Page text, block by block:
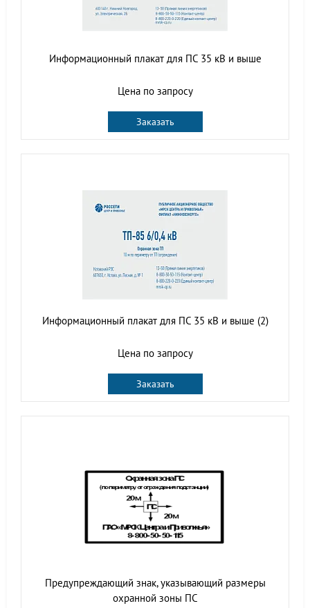
Информационный плакат для ПС 35 кВ и выше
Цена по запросу
Заказать
Информационный плакат для ПС 35 кВ и выше (2)
Цена по запросу
Заказать
Предупреждающий знак, указывающий размеры
охранной зоны ПС